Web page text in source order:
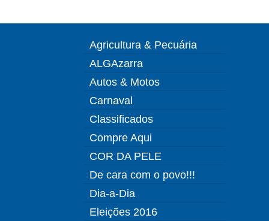
Agricultura & Pecuária
ALGAzarra
Autos & Motos
Carnaval
Classificados
Compre Aqui
COR DA PELE
De cara com o povo!!!
Dia-a-Dia
Eleições 2016